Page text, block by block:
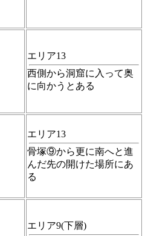
エリア13
西側から洞窟に入って奥
に向かうとある
エリア13
骨塚⑨から更に南へと進
んだ先の開けた場所にあ
る
エリア9(下層)